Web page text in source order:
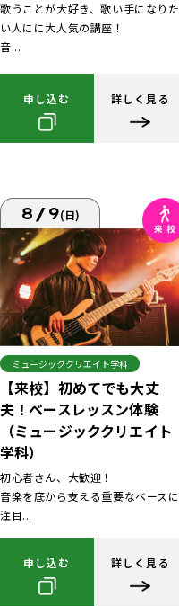
歌うことが大好き、歌い手になりた
い人にに大人気の講座！
音...
申し込む 詳しく見る
8/9(日)
ミュージッククリエイト学科
【来校】初めてでも大丈
夫！ベースレッスン体験
（ミュージッククリエイト
学科）
初心者さん、大歓迎！
音楽を底から支える重要なベースに
注目...
申し込む 詳しく見る